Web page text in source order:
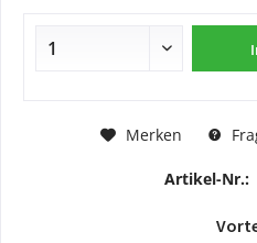
Merken
Artikel-Nr.: